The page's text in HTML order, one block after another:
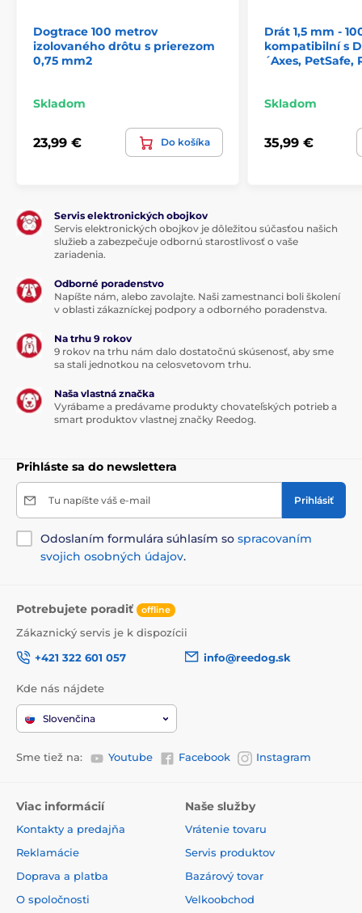
Dogtrace 100 metrov
izolovaného drôtu s prierezom
0,75 mm2
Skladom
23,99 € Do košíka
Drát 1,5 mm -
kompatibilní s
´Axes, PetSafe,
Skladom
35,99 €
Servis elektronických obojkov
Servis elektronických obojkov je dôležitou súčasťou našich
služieb a zabezpečuje odbornú starostlivosť o vaše
zariadenia.
Odborné poradenstvo
Napíšte nám, alebo zavolajte. Naši zamestnanci boli školení
v oblasti zákazníckej podpory a odborného poradenstva.
Na trhu 9 rokov
9 rokov na trhu nám dalo dostatočnú skúsenosť, aby sme
sa stali jednotkou na celosvetovom trhu.
Naša vlastná značka
Vyrábame a predávame produkty chovateľských potrieb a
smart produktov vlastnej značky Reedog.
Prihláste sa do newslettera
Tu napíšte váš e-mail Prihlásiť
Odoslaním formulára súhlasím so spracovaním
svojich osobných údajov.
Potrebujete poradiť offline
Zákaznický servis je k dispozícii
+421 322 601 057
info@reedog.sk
Kde nás nájdete
Slovenčina
Sme tiež na: Youtube Facebook Instagram
Viac informácií
Kontakty a predajňa
Reklamácie
Doprava a platba
O spoločnosti
Naše služby
Vrátenie tovaru
Servis produktov
Bazárový tovar
Velkoobchod